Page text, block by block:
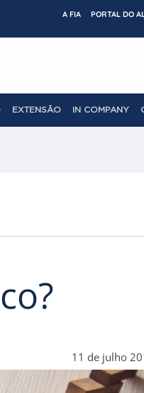
A FIA PORTAL DO
EXTENSÃO IN COMPANY
11 de julho